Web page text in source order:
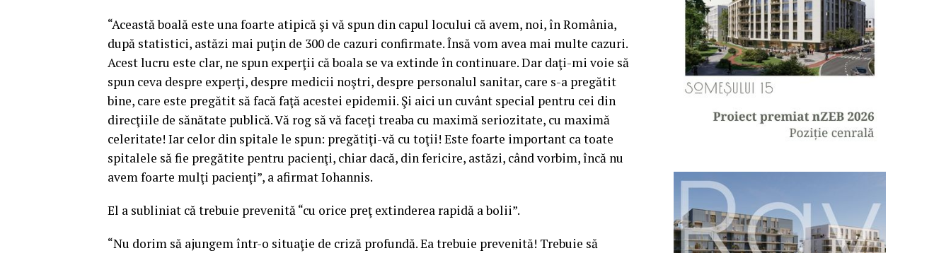
“Această boală este una foarte atipică şi vă spun din capul locului că avem, noi, în România,
după statistici, astăzi mai puţin de 300 de cazuri confirmate. Însă vom avea mai multe cazuri.
Acest lucru este clar, ne spun experţii că boala se va extinde în continuare. Dar daţi-mi voie să
spun ceva despre experţi, despre medicii noştri, despre personalul sanitar, care s-a pregătit
bine, care este pregătit să facă faţă acestei epidemii. Şi aici un cuvânt special pentru cei din
direcţiile de sănătate publică. Vă rog să vă faceţi treaba cu maximă seriozitate, cu maximă
celeritate! Iar celor din spitale le spun: pregătiţi-vă cu toţii! Este foarte important ca toate
spitalele să fie pregătite pentru pacienţi, chiar dacă, din fericire, astăzi, când vorbim, încă nu
avem foarte mulţi pacienţi”, a afirmat Iohannis.
El a subliniat că trebuie prevenită “cu orice preţ extinderea rapidă a bolii”.
“Nu dorim să ajungem într-o situaţie de criză profundă. Ea trebuie prevenită! Trebuie să